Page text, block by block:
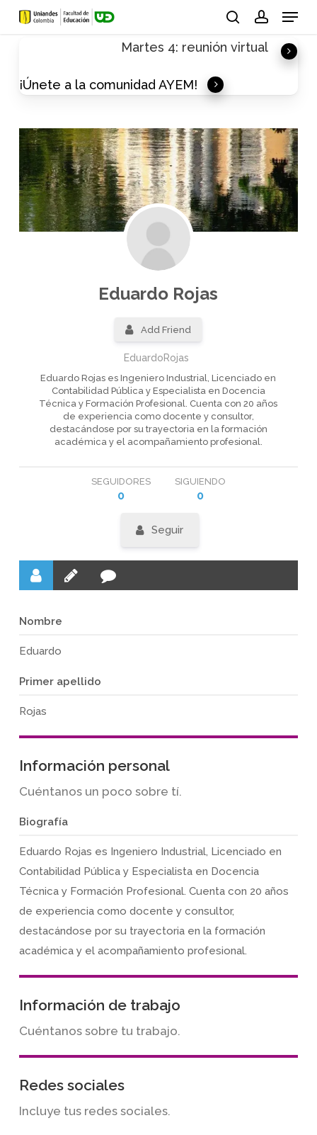
Skip
Menu
Martes 4: reunión virtual
¡Únete a la comunidad AYEM!
Eduardo Rojas
Add Friend
EduardoRojas
Eduardo Rojas es Ingeniero Industrial, Licenciado en
Contabilidad Pública y Especialista en Docencia
Técnica y Formación Profesional. Cuenta con 20 años
de experiencia como docente y consultor,
destacándose por su trayectoria en la formación
académica y el acompañamiento profesional.
SEGUIDORES
0
SIGUIENDO
0
Seguir
Nombre
Eduardo
Primer apellido
Rojas
Información personal
Cuéntanos un poco sobre tí.
Biografía
Eduardo Rojas es Ingeniero Industrial, Licenciado en
Contabilidad Pública y Especialista en Docencia
Técnica y Formación Profesional. Cuenta con 20 años
de experiencia como docente y consultor,
destacándose por su trayectoria en la formación
académica y el acompañamiento profesional.
Información de trabajo
Cuéntanos sobre tu trabajo.
Redes sociales
Incluye tus redes sociales.